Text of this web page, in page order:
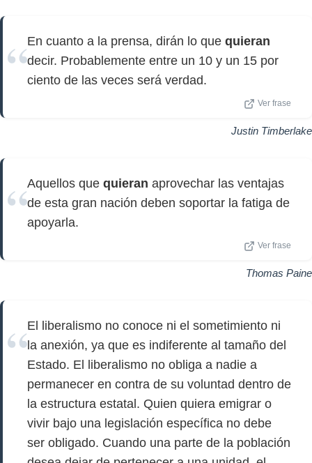
En cuanto a la prensa, dirán lo que quieran
decir. Probablemente entre un 10 y un 15 por
ciento de las veces será verdad.
Ver frase
Justin Timberlake
Aquellos que quieran aprovechar las ventajas
de esta gran nación deben soportar la fatiga de
apoyarla.
Ver frase
Thomas Paine
El liberalismo no conoce ni el sometimiento ni
la anexión, ya que es indiferente al tamaño del
Estado. El liberalismo no obliga a nadie a
permanecer en contra de su voluntad dentro de
la estructura estatal. Quien quiera emigrar o
vivir bajo una legislación específica no debe
ser obligado. Cuando una parte de la población